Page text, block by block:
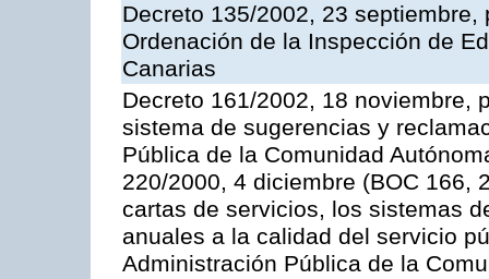
Decreto 135/2002, 23
Ordenación de la Inspección de
Canarias
Decreto 161/2002, 18 noviembre,
sistema de sugerencias y
Pública de la Comunidad
220/2000, 4 diciembre (BOC 166,
cartas de servicios, los sistemas
anuales a la calidad del servicio
Administración Pública de la